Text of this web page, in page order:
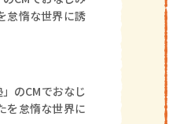
怠惰な世界に誘
のCMでおなじ
を怠惰な世界に